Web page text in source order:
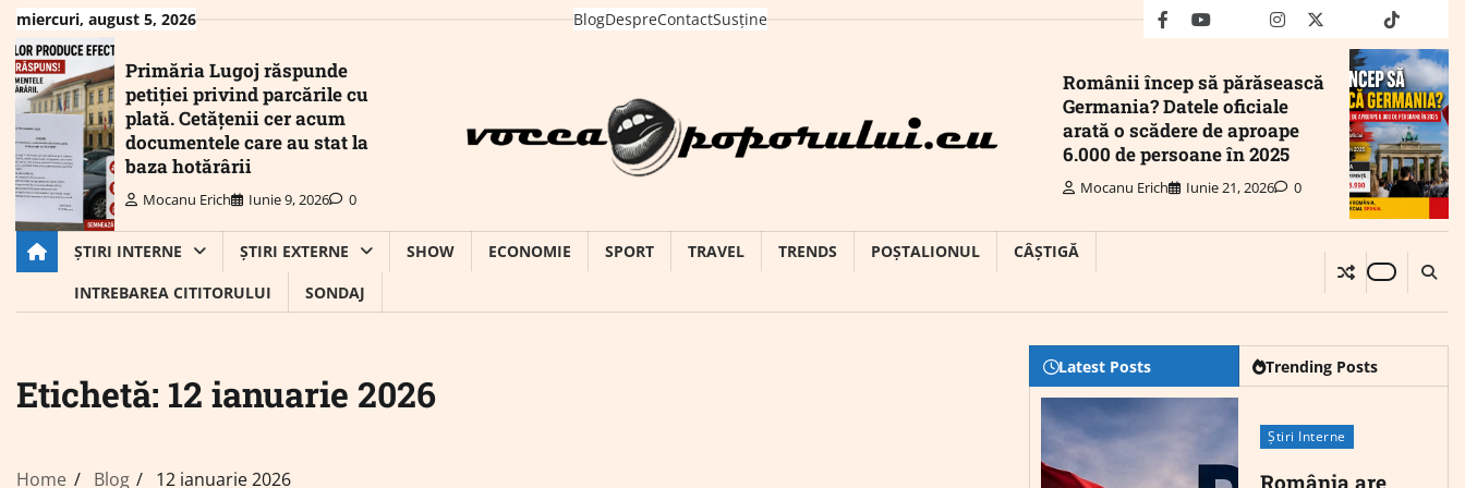
Skip
content
miercuri, august 5, 2026 BlogDespreContactSusține facebookyoutubeMailinstagram
twitter truthtiktok
Primăria Lugoj răspunde
petiției privind parcările cu
plată. Cetățenii cer acum
documentele care au stat la
baza hotărârii
Mocanu Erich Iunie 9, 2026 0
Românii încep să părăsească
Germania? Datele oficiale
arată o scădere de aproape
6.000 de persoane în 2025
Mocanu Erich Iunie 21, 2026 0
ȘTIRI INTERNE ȘTIRI EXTERNE SHOW ECONOMIE SPORT TRAVEL TRENDS POȘTALIONUL
CÂȘTIGĂ
INTREBAREA CITITORULUI
SONDAJ
Etichetă: 12 ianuarie 2026
Home Blog 12 ianuarie 2026
Latest Posts Trending Posts
Știri Interne
România are